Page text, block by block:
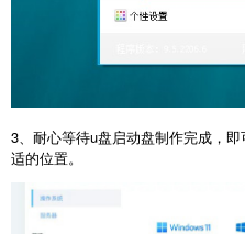
3、耐心等待u盘启动盘制作完成，
适的位置。